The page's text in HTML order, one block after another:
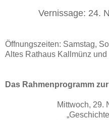
Vernissage: 24.
Öffnungszeiten: Samstag,
Altes Rathaus Kallmünz und
Das Rahmenprogramm
Mittwoch, 29.